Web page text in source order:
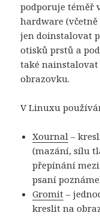
podporuje téměř
hardware (včetně
jen doinstalovat
otisků prstů a
také
obrazovku.
V Linuxu
Xournal –
(mazání, sílu
přepínání
psaní
Gromit –
kreslit na